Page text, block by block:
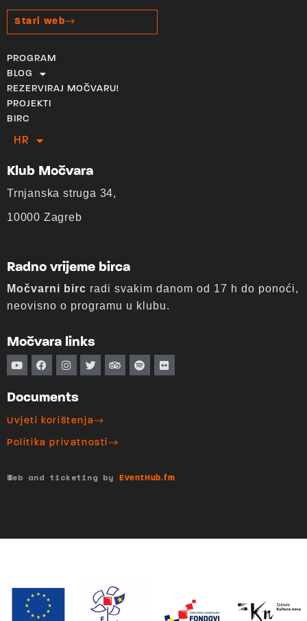
Stari web
PROGRAM
BLOG
REZERVIRAJ MOČVARU!
PROJEKTI
BIRC
HR
EN
Klub Močvara
Trnjanska struga 34,
10000 Zagreb
Radno vrijeme birca
Močvarni birc radi svakim danom od 17 h do ponoći,
neovisno o programu u klubu.
Močvara links
Documents
Uvjeti korištenja
Politika privatnosti
Web and ticketing by EventHub.fm